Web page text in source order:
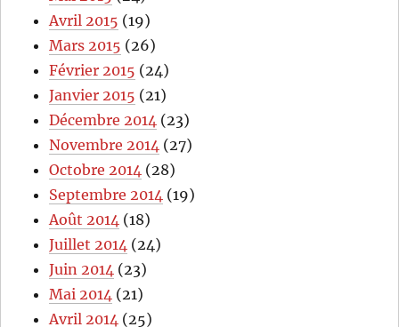
Avril 2015 (19)
Mars 2015 (26)
Février 2015 (24)
Janvier 2015 (21)
Décembre 2014 (23)
Novembre 2014 (27)
Octobre 2014 (28)
Septembre 2014 (19)
Août 2014 (18)
Juillet 2014 (24)
Juin 2014 (23)
Mai 2014 (21)
Avril 2014 (25)